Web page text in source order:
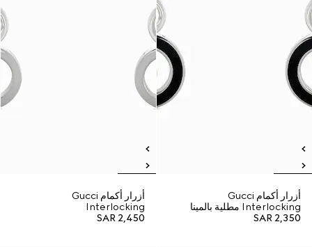
أزرار أكمام Gucci
Interlocking مطلية بالمينا
SAR 2,350
أزرار أكمام Gucci
Interlocking
SAR 2,450